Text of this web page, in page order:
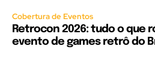
Cobertura de Eventos
Retrocon 2026: tudo o que
evento de games retrô do